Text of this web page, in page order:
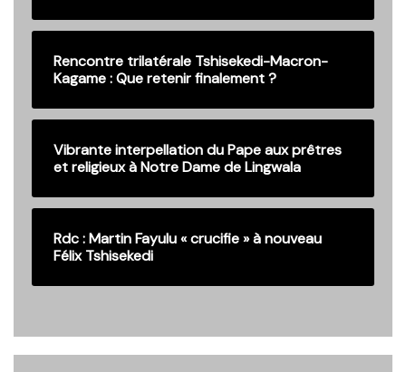
Rencontre trilatérale Tshisekedi-Macron-
Kagame : Que retenir finalement ?
Vibrante interpellation du Pape aux prêtres
et religieux à Notre Dame de Lingwala
Rdc : Martin Fayulu « crucifie » à nouveau
Félix Tshisekedi